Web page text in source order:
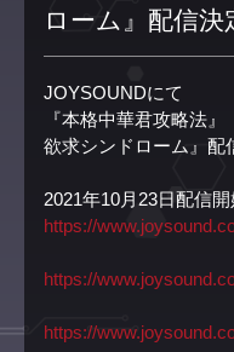
ローム』配信決
JOYSOUNDにて
『本格中華君攻略法
欲求シンドローム』配
2021年10月23日配信
https://
https://
https://